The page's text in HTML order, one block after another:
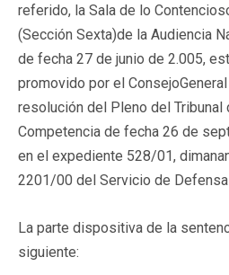
referido, la Sala de lo
(Sección Sexta)de la Audiencia
de fecha 27 de junio de 2.005,
promovido por el
resolución del Pleno del Tribunal
Competencia de fecha 26 de
en el expediente 528/01,
2201/00 del Servicio de
La parte dispositiva de la
siguiente: